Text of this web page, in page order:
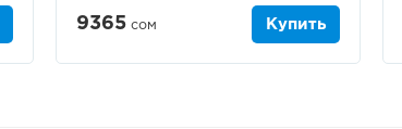
9365 сом Купить